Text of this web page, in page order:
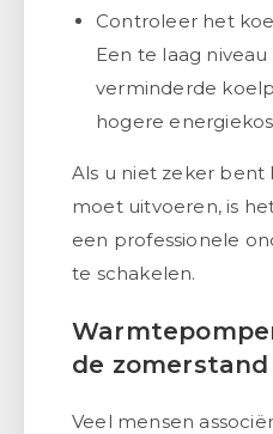
Controleer het
Een te laag
verminderde
hogere
Als u niet zeker bent
moet uitvoeren, is
een professionele
te schakelen.
de zomerstand
Veel mensen